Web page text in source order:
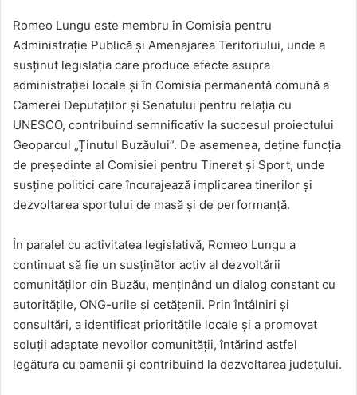
Romeo Lungu este membru în Comisia pentru
Administrație Publică și Amenajarea Teritoriului, unde a
susținut legislația care produce efecte asupra
administrației locale și în Comisia permanentă comună a
Camerei Deputaților şi Senatului pentru relația cu
UNESCO, contribuind semnificativ la succesul proiectului
Geoparcul „Ținutul Buzăului”. De asemenea, deține funcția
de președinte al Comisiei pentru Tineret și Sport, unde
susține politici care încurajează implicarea tinerilor și
dezvoltarea sportului de masă și de performanță.
În paralel cu activitatea legislativă, Romeo Lungu a
continuat să fie un susținător activ al dezvoltării
comunităților din Buzău, menținând un dialog constant cu
autoritățile, ONG-urile și cetățenii. Prin întâlniri și
consultări, a identificat prioritățile locale și a promovat
soluții adaptate nevoilor comunității, întărind astfel
legătura cu oamenii și contribuind la dezvoltarea județului.